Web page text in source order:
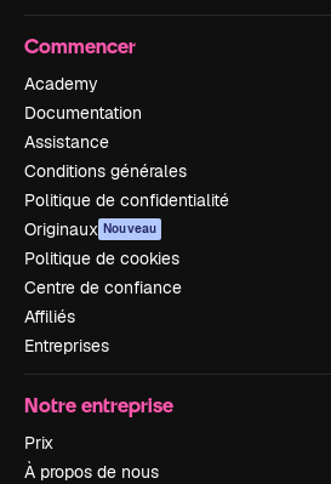
Commencer
Academy
Documentation
Assistance
Conditions générales
Politique de confidentialité
Originaux Nouveau
Politique de cookies
Centre de confiance
Affiliés
Entreprises
Notre entreprise
Prix
À propos de nous